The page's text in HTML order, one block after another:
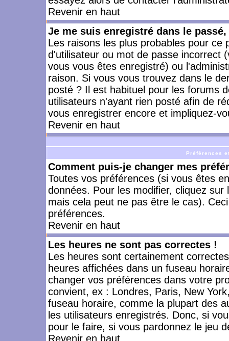
Revenir en haut
Je me suis enregistré dans le
Les raisons les plus probables pour
d'utilisateur ou mot de passe incorrect
vous vous êtes enregistré) ou
raison. Si vous vous trouvez dans le
posté ? Il est habituel pour les forums
utilisateurs n'ayant rien posté afin de
vous enregistrer encore et impliquez-
Revenir en haut
Préférences
Comment puis-je changer mes
Toutes vos préférences (si vous êtes
données. Pour les modifier, cliquez sur
mais cela peut ne pas être le cas).
préférences.
Revenir en haut
Les heures ne sont pas correctes !
Les heures sont certainement
heures affichées dans un fuseau
changer vos préférences dans votre
convient, ex : Londres, Paris, New
fuseau horaire, comme la plupart des
les utilisateurs enregistrés. Donc, si
pour le faire, si vous pardonnez le jeu
Revenir en haut